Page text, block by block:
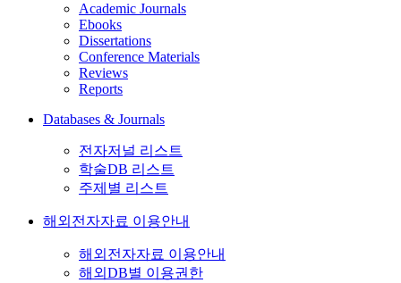
Academic Journals
Ebooks
Dissertations
Conference Materials
Reviews
Reports
Databases & Journals
전자저널 리스트
학술DB 리스트
주제별 리스트
해외전자자료 이용안내
해외전자자료 이용안내
해외DB별 이용권한